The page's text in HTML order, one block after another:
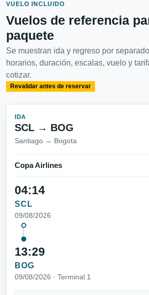
VUELO INCLUIDO
Vuelos de referencia
paquete
Se muestran ida y regreso por
horarios, duración, escalas, vuelo y
cotizar.
Revalidar antes de reservar
IDA
SCL → BOG
Santiago → Bogota
Copa Airlines
04:14
SCL
09/08/2026
13:29
BOG
09/08/2026 · Terminal 1